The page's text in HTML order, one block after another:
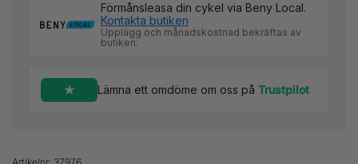
Förmånsleasa din cykel via Beny Local.
Kontakta butiken
Upplägg och månadskostnad bekräftas av
butiken.
Lämna ett omdöme om oss på Trustpilot